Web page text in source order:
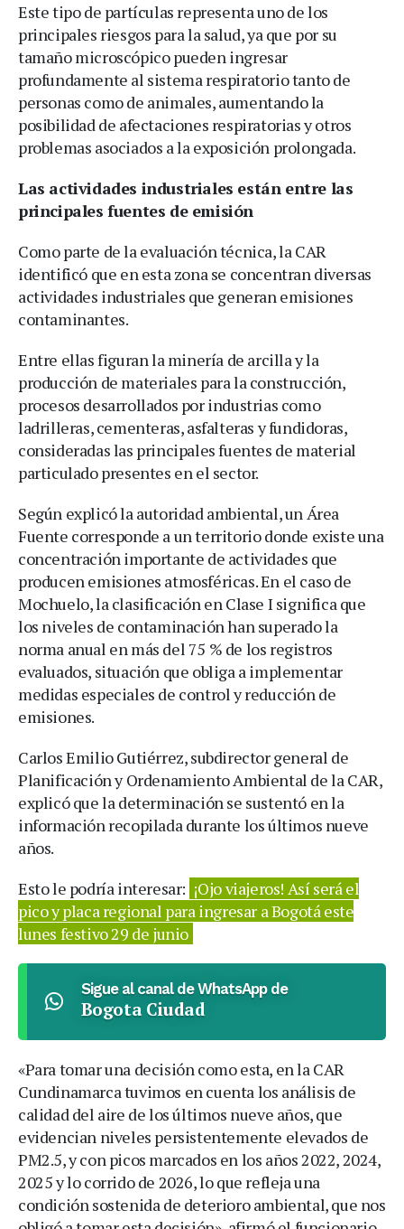
Este tipo de partículas representa uno de los
principales riesgos para la salud, ya que por su
tamaño microscópico pueden ingresar
profundamente al sistema respiratorio tanto de
personas como de animales, aumentando la
posibilidad de afectaciones respiratorias y otros
problemas asociados a la exposición prolongada.
Las actividades industriales están entre las
principales fuentes de emisión
Como parte de la evaluación técnica, la CAR
identificó que en esta zona se concentran diversas
actividades industriales que generan emisiones
contaminantes.
Entre ellas figuran la minería de arcilla y la
producción de materiales para la construcción,
procesos desarrollados por industrias como
ladrilleras, cementeras, asfalteras y fundidoras,
consideradas las principales fuentes de material
particulado presentes en el sector.
Según explicó la autoridad ambiental, un Área
Fuente corresponde a un territorio donde existe una
concentración importante de actividades que
producen emisiones atmosféricas. En el caso de
Mochuelo, la clasificación en Clase I significa que
los niveles de contaminación han superado la
norma anual en más del 75 % de los registros
evaluados, situación que obliga a implementar
medidas especiales de control y reducción de
emisiones.
Carlos Emilio Gutiérrez, subdirector general de
Planificación y Ordenamiento Ambiental de la CAR,
explicó que la determinación se sustentó en la
información recopilada durante los últimos nueve
años.
Esto le podría interesar: ¡Ojo viajeros! Así será el
pico y placa regional para ingresar a Bogotá este
lunes festivo 29 de junio
Sigue al canal de WhatsApp de
Bogota Ciudad
«Para tomar una decisión como esta, en la CAR
Cundinamarca tuvimos en cuenta los análisis de
calidad del aire de los últimos nueve años, que
evidencian niveles persistentemente elevados de
PM2.5, y con picos marcados en los años 2022, 2024,
2025 y lo corrido de 2026, lo que refleja una
condición sostenida de deterioro ambiental, que nos